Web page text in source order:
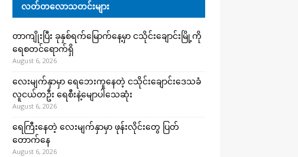
လတ်တလောသတင်းများ
တာကျိုးပြီး ခုနှစ်ရက်မြောက်နေ့မှာ ငသိုင်းချောင်းမြို့ကို
ရေစတင်ရောက်ရှိ
August 6, 2026
လေးမျက်နှာမှာ ရေဘေးကူနေတဲ့ ငသိုင်းချောင်းဒေသခံ
လူငယ်တဦး ရေစီးနဲ့မျောပါသေဆုံး
August 6, 2026
ရေကြီးနေတဲ့ လေးမျက်နှာမှာ ဖုန်းလိုင်းတွေ ပြတ်
တောက်နေ
August 6, 2026